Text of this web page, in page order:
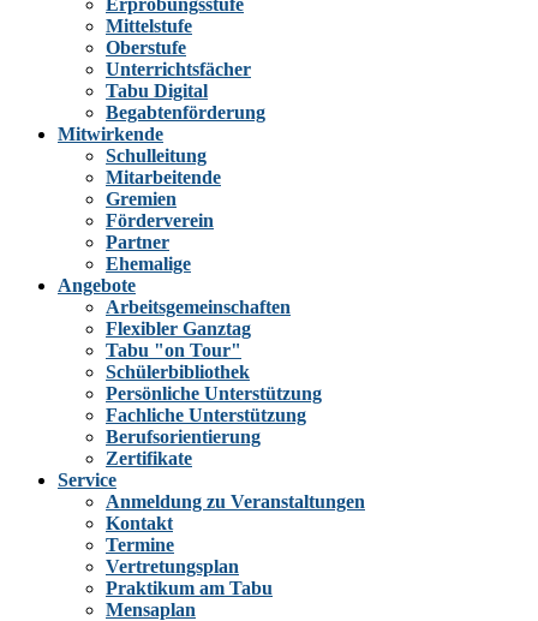
Mittelstufe
Oberstufe
Unterrichtsfächer
Tabu Digital
Begabtenförderung
Mitwirkende
Schulleitung
Mitarbeitende
Gremien
Förderverein
Partner
Ehemalige
Angebote
Arbeitsgemeinschaften
Flexibler Ganztag
Tabu "on Tour"
Schülerbibliothek
Persönliche Unterstützung
Fachliche Unterstützung
Berufsorientierung
Zertifikate
Service
Anmeldung zu Veranstaltungen
Kontakt
Termine
Vertretungsplan
Praktikum am Tabu
Mensaplan